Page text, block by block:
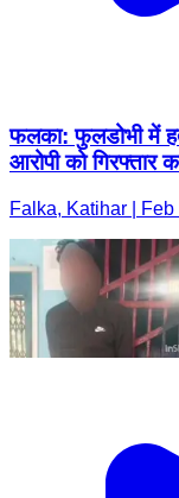
फलका: फुलडोभी में
आरोपी को गिरफ्तार
Falka, Katihar |